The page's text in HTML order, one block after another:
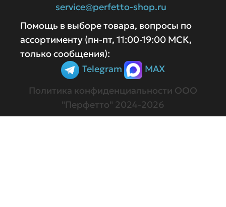
service@perfetto-shop.ru
Помощь в выборе товара, вопросы по
ассортименту (пн-пт, 11:00-19:00 МСК,
только сообщения):
Telegram
MAX
Политика конфиденциальности ООО
"Перфетто" 2024-2026